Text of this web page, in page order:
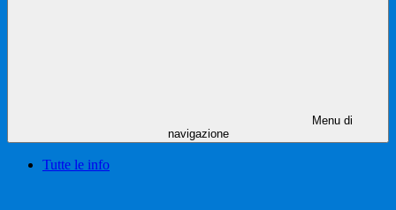
Menu di
navigazione
Tutte le info